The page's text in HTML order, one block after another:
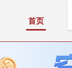
首页